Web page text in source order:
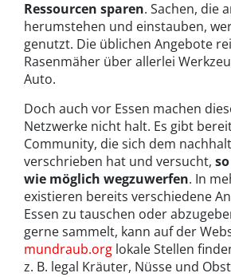
Ressourcen sparen. Sachen, die
herumstehen und einstauben,
genutzt. Die üblichen Angebote
Rasenmäher über allerlei
Auto.
Doch auch vor Essen machen
Netzwerke nicht halt. Es gibt
Community, die sich dem
verschrieben hat und versucht,
wie möglich wegzuwerfen. In
existieren bereits verschiedene
Essen zu tauschen oder
gerne sammelt, kann auf der
mundraub.org lokale Stellen
z. B. legal Kräuter, Nüsse und